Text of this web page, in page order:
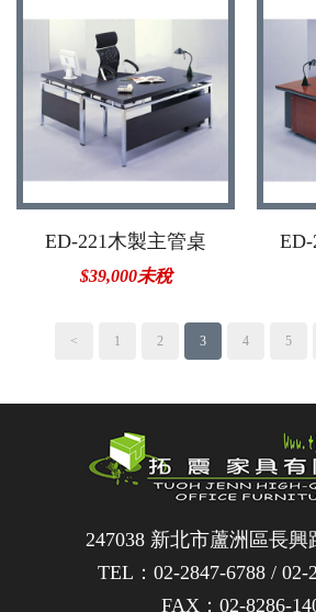
ED-221木製主管桌
$39,000未稅
< 1 2 3 4 5
247038 新北市蘆洲區長興
TEL： 02-2847-6788 / 02-
FAX：02-8286-